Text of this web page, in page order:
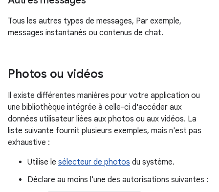
Tous les autres types de messages, Par exemple,
messages instantanés ou contenus de chat.
Photos ou vidéos
Il existe différentes manières pour votre application ou
une bibliothèque intégrée à celle-ci d'accéder aux
données utilisateur liées aux photos ou aux vidéos. La
liste suivante fournit plusieurs exemples, mais n'est pas
exhaustive :
Utilise le sélecteur de photos du système.
Déclare au moins l'une des autorisations suivantes :